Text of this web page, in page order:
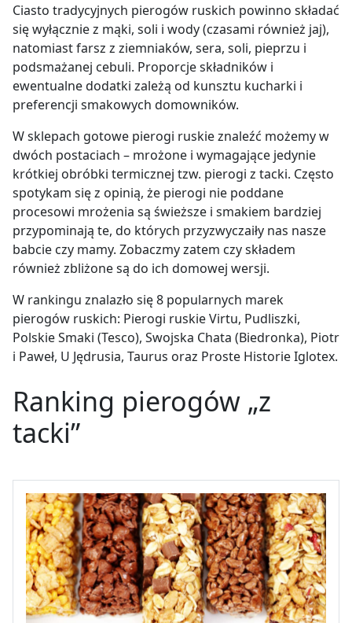
Ciasto tradycyjnych pierogów ruskich powinno składać
się wyłącznie z mąki, soli i wody (czasami również jaj),
natomiast farsz z ziemniaków, sera, soli, pieprzu i
podsmażanej cebuli. Proporcje składników i
ewentualne dodatki zależą od kunsztu kucharki i
preferencji smakowych domowników.
W sklepach gotowe pierogi ruskie znaleźć możemy w
dwóch postaciach – mrożone i wymagające jedynie
krótkiej obróbki termicznej tzw. pierogi z tacki. Często
spotykam się z opinią, że pierogi nie poddane
procesowi mrożenia są świeższe i smakiem bardziej
przypominają te, do których przyzwyczaiły nas nasze
babcie czy mamy. Zobaczmy zatem czy składem
również zbliżone są do ich domowej wersji.
W rankingu znalazło się 8 popularnych marek
pierogów ruskich: Pierogi ruskie Virtu, Pudliszki,
Polskie Smaki (Tesco), Swojska Chata (Biedronka), Piotr
i Paweł, U Jędrusia, Taurus oraz Proste Historie Iglotex.
Ranking pierogów „z
tacki”